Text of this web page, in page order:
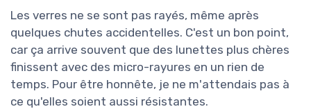
Les verres ne se sont pas rayés, même après
quelques chutes accidentelles. C'est un bon point,
car ça arrive souvent que des lunettes plus chères
finissent avec des micro-rayures en un rien de
temps. Pour être honnête, je ne m'attendais pas à
ce qu'elles soient aussi résistantes.